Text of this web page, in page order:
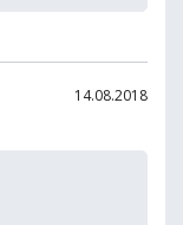
14.08.2018